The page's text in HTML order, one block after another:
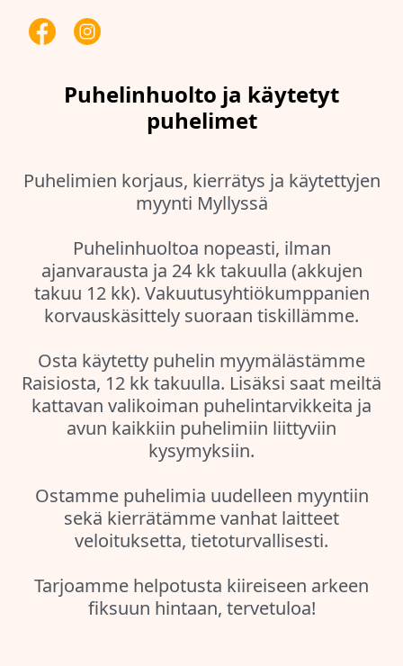
Puhelinhuolto ja käytetyt
puhelimet
Puhelimien korjaus, kierrätys ja käytettyjen
myynti Myllyssä
Puhelinhuoltoa nopeasti, ilman
ajanvarausta ja 24 kk takuulla (akkujen
takuu 12 kk). Vakuutusyhtiökumppanien
korvauskäsittely suoraan tiskillämme.
Osta käytetty puhelin myymälästämme
Raisiosta, 12 kk takuulla. Lisäksi saat meiltä
kattavan valikoiman puhelintarvikkeita ja
avun kaikkiin puhelimiin liittyviin
kysymyksiin.
Ostamme puhelimia uudelleen myyntiin
sekä kierrätämme vanhat laitteet
veloituksetta, tietoturvallisesti.
Tarjoamme helpotusta kiireiseen arkeen
fiksuun hintaan, tervetuloa!